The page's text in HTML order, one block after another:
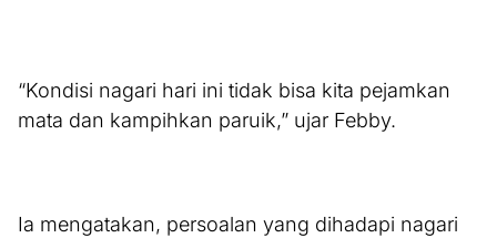
“Kondisi nagari hari ini tidak bisa kita pejamkan
mata dan kampihkan paruik,” ujar Febby.
Ia mengatakan, persoalan yang dihadapi nagari